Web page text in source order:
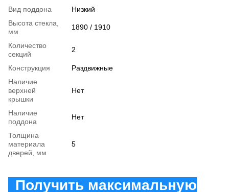
Вид поддона
Низкий
Высота стекла,
мм
1890 / 1910
Количество
секций
2
Конструкция
Раздвижные
Наличие
верхней
крышки
Нет
Наличие
поддона
Нет
Толщина
материала
дверей, мм
5
Получить максимальную